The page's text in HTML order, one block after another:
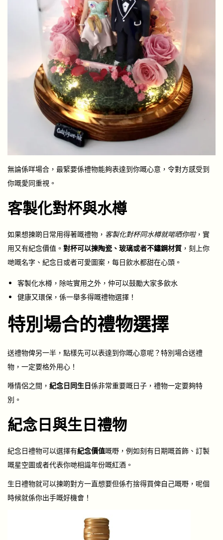
無論係咩場合，最緊要係禮物能夠表達到你嘅心意，令對方感受到
你嘅愛同重視。
客製化對杯與水樽
如果想揀啲日常用得著嘅禮物， 客製化對杯同水樽就啱晒你啦，實
用又有紀念價值。 對杯可以揀陶瓷、玻璃或者不鏽鋼材質 ，刻上你
哋嘅名字、紀念日或者可愛圖案，每日飲水都甜在心頭。
客製化水樽，除咗實用之外，仲可以鼓勵大家多飲水
健康又環保，係一舉多得嘅禮物選擇！
特別場合的禮物選擇
送禮物俾另一半，點樣先可以表達到你嘅心意呢？特別場合送禮
物，一定要格外用心！
喺情侶之間， 紀念日同生日係非常重要嘅日子，禮物一定要夠特
別。
紀念日與生日禮物
紀念日禮物可以選擇有紀念價值嘅嘢，例如刻有日期嘅首飾、訂製
嘅星空圖或者代表你哋相識年份嘅紅酒。
生日禮物就可以揀啲對方一直想要但係冇捨得買俾自己嘅嘢，呢個
時候就係你出手嘅好機會！